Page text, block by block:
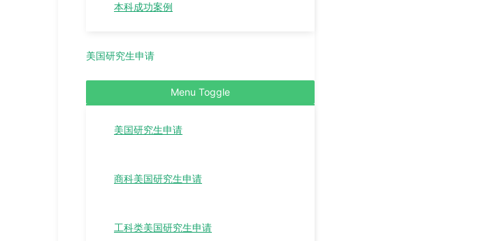
本科成功案例
美国研究生申请
Menu Toggle
美国研究生申请
商科美国研究生申请
工科类美国研究生申请